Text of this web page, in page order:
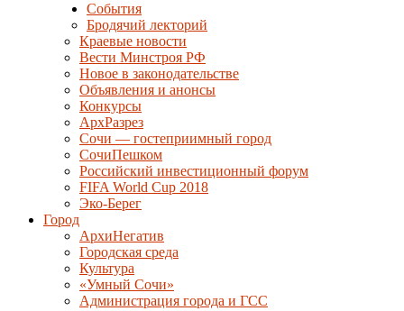
События
Бродячий лекторий
Краевые новости
Вести Минстроя РФ
Новое в законодательстве
Объявления и анонсы
Конкурсы
АрхРазрез
Сочи — гостеприимный город
СочиПешком
Российский инвестиционный форум
FIFA World Cup 2018
Эко-Берег
Город
АрхиНегатив
Городская среда
Культура
«Умный Сочи»
Администрация города и ГСС